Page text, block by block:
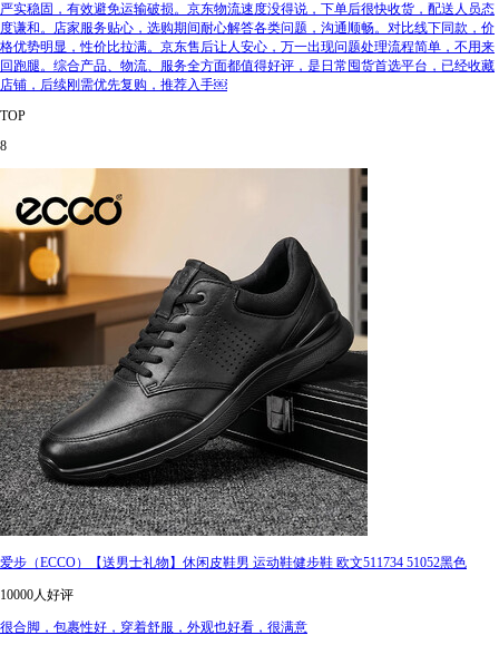
严实稳固，有效避免运输破损。京东物流速度没得说，下单后很快收货，配送人员态
度谦和。店家服务贴心，选购期间耐心解答各类问题，沟通顺畅。对比线下同款，价
格优势明显，性价比拉满。京东售后让人安心，万一出现问题处理流程简单，不用来
回跑腿。综合产品、物流、服务全方面都值得好评，是日常囤货首选平台，已经收藏
店铺，后续刚需优先复购，推荐入手￼
TOP
8
爱步（ECCO）【送男士礼物】休闲皮鞋男 运动鞋健步鞋 欧文511734 51052黑色
10000人好评
很合脚，包裹性好，穿着舒服，外观也好看，很满意